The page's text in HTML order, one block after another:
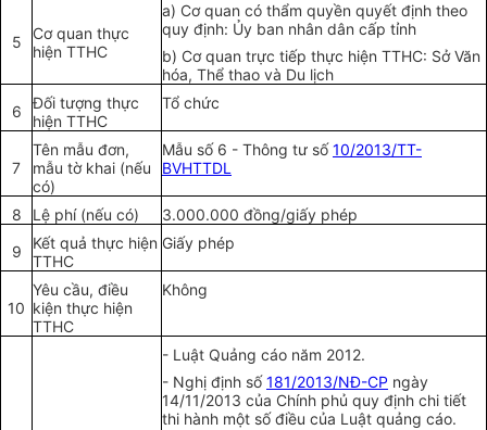
5
Cơ quan thực
hiện TTHC
a) Cơ quan có thẩm quyền quyết định theo
quy định: Ủy ban nhân dân cấp tỉnh
b) Cơ quan trực tiếp thực hiện TTHC: Sở Văn
hóa, Thể thao và Du lịch
6
Đối tượng thực
hiện TTHC
Tổ chức
7
Tên mẫu đơn,
mẫu tờ khai (nếu
có)
Mẫu số 6 - Thông tư số10/2013/TT-
BVHTTDL
8 Lệ phí (nếu có)
3.000.000 đồng/giấy phép
9
Kết quả thực hiện
TTHC
Giấy phép
10
Yêu cầu, điều
kiện thực hiện
TTHC
Không
- Luật Quảng cáo năm 2012.
- Nghị định số181/2013/NĐ-CP ngày
14/11/2013 của Chính phủ quy định chi tiết
thi hành một số điều của Luật quảng cáo.